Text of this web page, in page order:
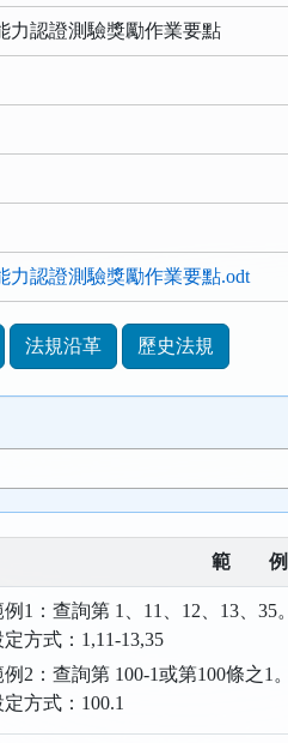
力認證測驗獎勵作業要點
認證測驗獎勵作業要點.odt
法規沿革 歷史法規
範例
例1：查詢第 1、11、12、13、35。
定方式：1,11-13,35
例2：查詢第 100-1或第100條之1。
定方式：100.1